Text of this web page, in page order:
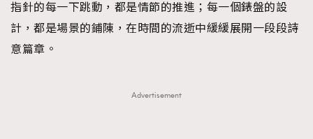
指針的每一下跳動，都是情節的推進；每一個錶盤的設
計，都是場景的鋪陳，在時間的流逝中緩緩展開一段段詩
意篇章。
Advertisement